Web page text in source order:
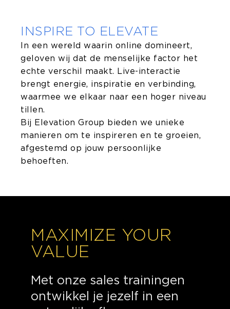
INSPIRE TO ELEVATE
In een wereld waarin online domineert,
geloven wij dat de menselijke factor het
echte verschil maakt. Live-interactie
brengt energie, inspiratie en verbinding,
waarmee we elkaar naar een hoger niveau
tillen.
Bij Elevation Group bieden we unieke
manieren om te inspireren en te groeien,
afgestemd op jouw persoonlijke
behoeften.
MAXIMIZE YOUR
VALUE
Met onze sales trainingen
ontwikkel je jezelf in een